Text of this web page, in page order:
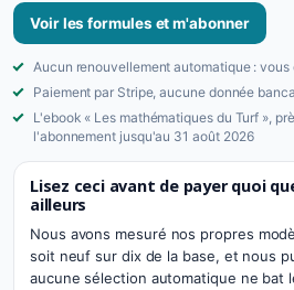
Voir les formules et m'abonner
Aucun renouvellement automatique :
Paiement par Stripe, aucune donnée
L'ebook « Les mathématiques du Turf »,
l'abonnement jusqu'au 31 août 2026
Lisez ceci avant de payer quoi
ailleurs
Nous avons mesuré nos propres
soit neuf sur dix de la base, et nous
aucune sélection automatique ne bat